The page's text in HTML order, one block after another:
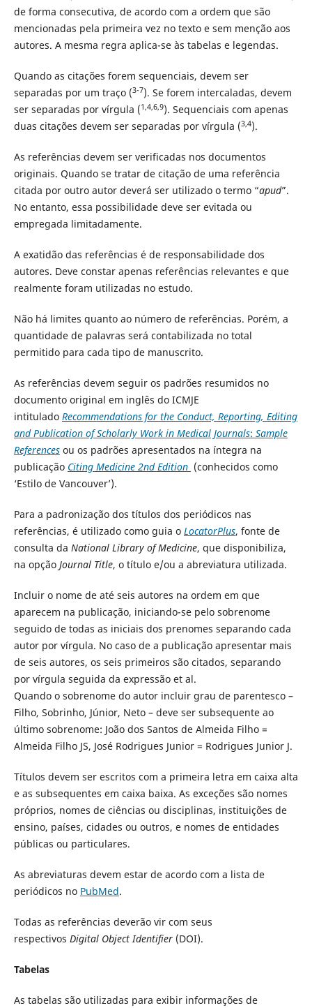
de forma consecutiva, de acordo com a ordem que são
mencionadas pela primeira vez no texto e sem menção aos
autores. A mesma regra aplica-se às tabelas e legendas.
Quando as citações forem sequenciais, devem ser
separadas por um traço (3-7). Se forem intercaladas, devem
ser separadas por vírgula (1,4,6,9). Sequenciais com apenas
duas citações devem ser separadas por vírgula (3,4).
As referências devem ser verificadas nos documentos
originais. Quando se tratar de citação de uma referência
citada por outro autor deverá ser utilizado o termo “apud”.
No entanto, essa possibilidade deve ser evitada ou
empregada limitadamente.
A exatidão das referências é de responsabilidade dos
autores. Deve constar apenas referências relevantes e que
realmente foram utilizadas no estudo.
Não há limites quanto ao número de referências. Porém, a
quantidade de palavras será contabilizada no total
permitido para cada tipo de manuscrito.
As referências devem seguir os padrões resumidos no
documento original em inglês do ICMJE
intitulado Recommendations for the Conduct, Reporting, Editing
and Publication of Scholarly Work in Medical Journals: Sample
Referencesou os padrões apresentados na íntegra na
publicação Citing Medicine 2nd Edition (conhecidos como
‘Estilo de Vancouver’).
Para a padronização dos títulos dos periódicos nas
referências, é utilizado como guia o LocatorPlus, fonte de
consulta da National Library of Medicine, que disponibiliza,
na opção Journal Title, o título e/ou a abreviatura utilizada.
Incluir o nome de até seis autores na ordem em que
aparecem na publicação, iniciando-se pelo sobrenome
seguido de todas as iniciais dos prenomes separando cada
autor por vírgula. No caso de a publicação apresentar mais
de seis autores, os seis primeiros são citados, separando
por vírgula seguida da expressão et al.
Quando o sobrenome do autor incluir grau de parentesco –
Filho, Sobrinho, Júnior, Neto – deve ser subsequente ao
último sobrenome: João dos Santos de Almeida Filho =
Almeida Filho JS, José Rodrigues Junior = Rodrigues Junior J.
Títulos devem ser escritos com a primeira letra em caixa alta
e as subsequentes em caixa baixa. As exceções são nomes
próprios, nomes de ciências ou disciplinas, instituições de
ensino, países, cidades ou outros, e nomes de entidades
públicas ou particulares.
As abreviaturas devem estar de acordo com a lista de
periódicos no PubMed.
Todas as referências deverão vir com seus
respectivos Digital Object Identifier(DOI).
Tabelas
As tabelas são utilizadas para exibir informações de